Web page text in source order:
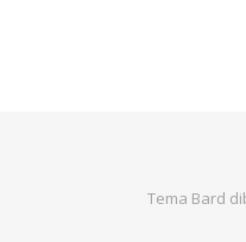
Tema Bard